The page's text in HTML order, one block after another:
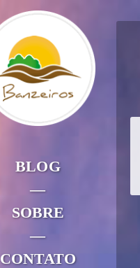
BLOG
—
SOBRE
—
CONTATO